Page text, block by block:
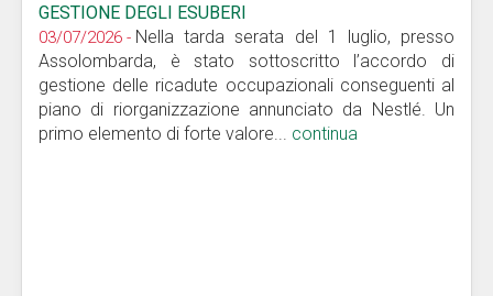
GESTIONE DEGLI ESUBERI
03/07/2026 - Nella tarda serata del 1 luglio, presso
Assolombarda, è stato sottoscritto l’accordo di
gestione delle ricadute occupazionali conseguenti al
piano di riorganizzazione annunciato da Nestlé. Un
primo elemento di forte valore... continua